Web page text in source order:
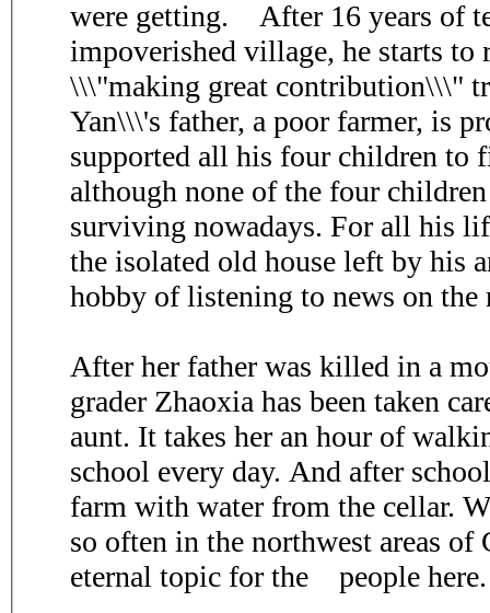
were getting. After 16 years of
impoverished village, he starts to
\\\"making great contribution\\\"
Yan\\\'s father, a poor farmer, is
supported all his four children to
although none of the four
surviving nowadays. For all his
the isolated old house left by his
hobby of listening to news on the
After her father was killed in a
grader Zhaoxia has been taken
aunt. It takes her an hour of
school every day. And after
farm with water from the cellar.
so often in the northwest areas of
eternal topic for the people here.